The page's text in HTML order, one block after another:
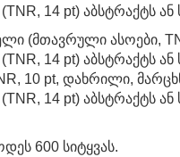
14 pt) აბსტრაქტს
(მთავრული ასოები,
14 pt) აბსტრაქტს
10 pt, დახრილი,
14 pt) აბსტრაქტს
600 სიტყვას.